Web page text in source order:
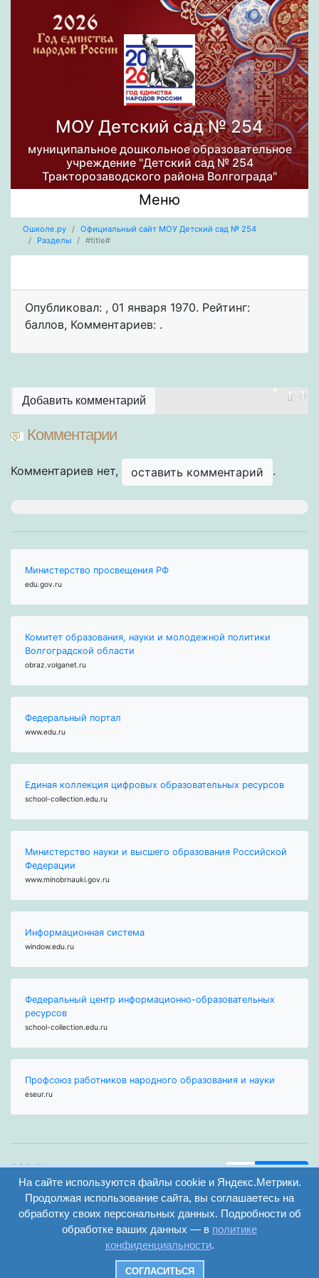
МОУ Детский сад № 254
муниципальное дошкольное образовательное
учреждение "Детский сад № 254
Тракторозаводского района Волгограда"
Меню
Ошколе.ру
Официальный сайт МОУ Детский сад № 254
Разделы
#title#
Опубликовал: , 01 января 1970. Рейтинг:
баллов, Комментариев: .
Добавить комментарий
Комментарии
Комментариев нет, оставить комментарий .
Министерство просвещения РФ
edu.gov.ru
Комитет образования, науки и молодежной политики
Волгоградской области
obraz.volganet.ru
Федеральный портал
www.edu.ru
Единая коллекция цифровых образовательных ресурсов
school-collection.edu.ru
Министерство науки и высшего образования Российской
Федерации
www.minobrnauki.gov.ru
Информационная система
window.edu.ru
Федеральный центр информационно-образовательных
ресурсов
school-collection.edu.ru
Профсоюз работников народного образования и науки
eseur.ru
ООО "Центр
образования и
консалтинга"
Волгоград 2008-
2026
вход
регистрация
Версия
сайта для
слабовидящих
На сайте используются файлы cookie и Яндекс.Метрики.
Продолжая использование сайта, вы соглашаетесь на
обработку своих персональных данных. Подробности об
обработке ваших данных — в политике
конфиденциальности.
СОГЛАСИТЬСЯ